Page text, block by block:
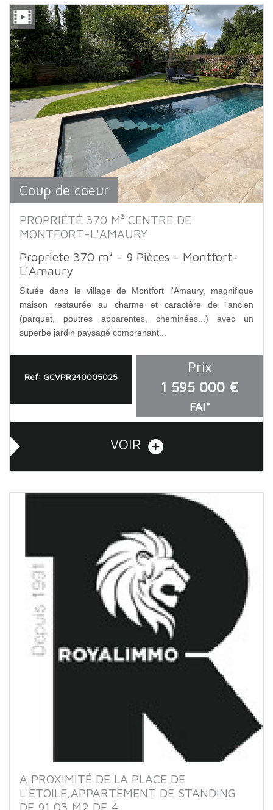
Coup de coeur
PROPRIÉTÉ 370 M² CENTRE DE
MONTFORT-L'AMAURY
Propriete 370 m² - 9 Pièces - Montfort-
L'Amaury
Située dans le village de Montfort l'Amaury, magnifique
maison restaurée au charme et caractère de l'ancien
(parquet, poutres apparentes, cheminées...) avec un
superbe jardin paysagé comprenant...
Ref: GCVPR240005025
Prix
1 595 000 €
FAI*
VOIR
A PROXIMITÉ DE LA PLACE DE
L'ETOILE,APPARTEMENT DE STANDING
DE 91,03 M2 DE 4...